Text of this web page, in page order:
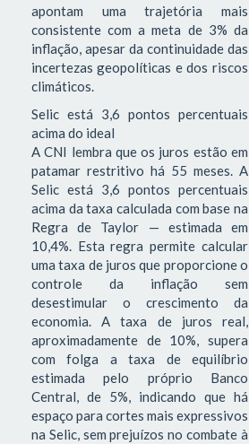
apontam uma trajetória mais
consistente com a meta de 3% da
inflação, apesar da continuidade das
incertezas geopolíticas e dos riscos
climáticos.
Selic está 3,6 pontos percentuais
acima do ideal
A CNI lembra que os juros estão em
patamar restritivo há 55 meses. A
Selic está 3,6 pontos percentuais
acima da taxa calculada com base na
Regra de Taylor — estimada em
10,4%. Esta regra permite calcular
uma taxa de juros que proporcione o
controle da inflação sem
desestimular o crescimento da
economia. A taxa de juros real,
aproximadamente de 10%, supera
com folga a taxa de equilíbrio
estimada pelo próprio Banco
Central, de 5%, indicando que há
espaço para cortes mais expressivos
na Selic, sem prejuízos no combate à